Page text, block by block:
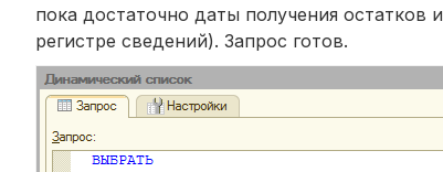
пока достаточно даты получения
регистре сведений). Запрос готов.